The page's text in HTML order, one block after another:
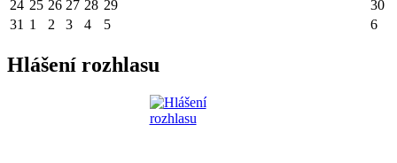
24 25 26 27 28 29
30
31 1 2 3 4 5 6
Hlášení rozhlasu